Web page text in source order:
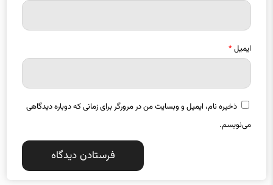
نام
ایمیل
ذخیره نام، ایمیل و وبسایت من در مرورگر برای زمانی که دوباره دیدگاهی